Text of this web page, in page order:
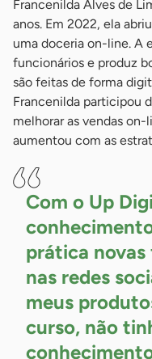
Francenilda Alves de
anos. Em 2022, ela
uma doceria on-line. A
funcionários e produz
são feitas de forma
Francenilda participou
melhorar as vendas
aumentou com as
Com o Up
prática
nas redes
meus
curso, não